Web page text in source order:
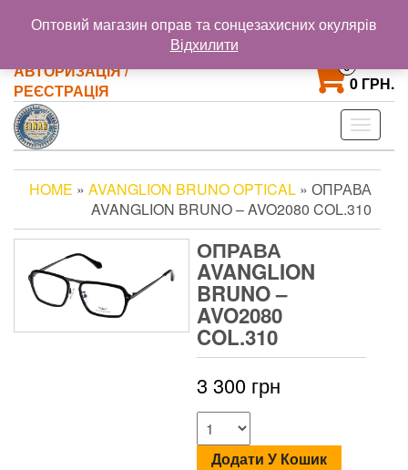
@gmail.com
+38 093 121 72 02
+38 063 853 58 33
АВТОРИЗАЦІЯ /
РЕЄСТРАЦІЯ
0
0 ГРН.
Toggle
HOME » AVANGLION BRUNO OPTICAL » ОПРАВА
AVANGLION BRUNO – AVO2080 COL.310
ОПРАВА
AVANGLION
BRUNO –
AVO2080
COL.310
3 300 грн
Додати У Кошик
Оптовий магазин оправ та сонцезахисних окулярів
Відхилити